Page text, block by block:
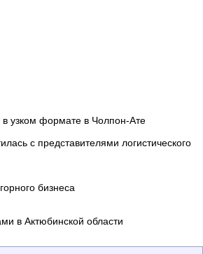
в узком формате в Чолпон-Ате
с представителями логистического
бизнеса
в Актюбинской области